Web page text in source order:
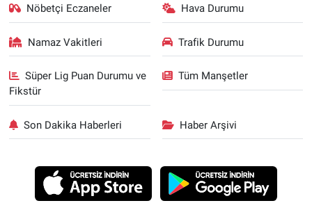
Nöbetçi Eczaneler Hava Durumu
Namaz Vakitleri Trafik Durumu
Süper Lig Puan Durumu ve
Fikstür
Tüm Manşetler
Son Dakika Haberleri Haber Arşivi